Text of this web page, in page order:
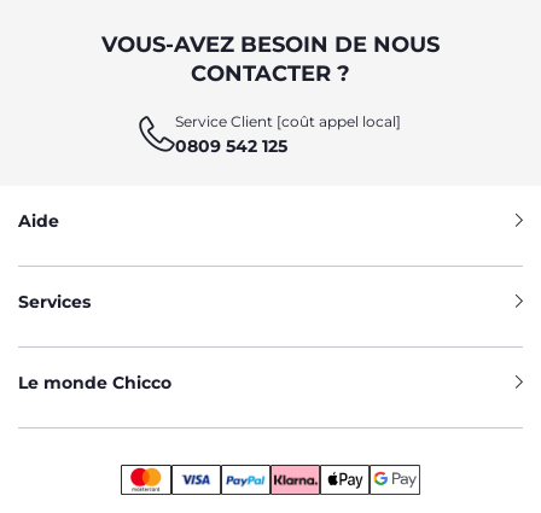
VOUS-AVEZ BESOIN DE NOUS
CONTACTER ?
Service Client [coût appel local]
0809 542 125
Aide
Services
Le monde Chicco